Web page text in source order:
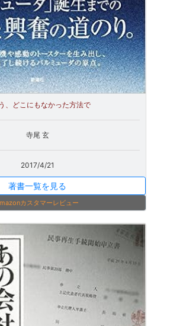
、どこにもなかった方法で
寺尾 玄
2017/4/21
著書一覧を見る
カスタマーレビュー